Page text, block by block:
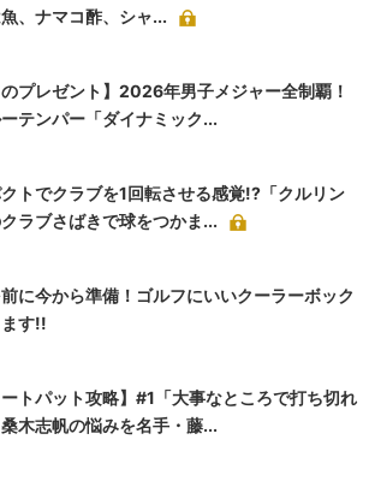
、ナマコ酢、シャ...
のプレゼント】2026年男子メジャー全制覇！
ーテンパー「ダイナミック...
トでクラブを1回転させる感覚!?「クルリン
ラブさばきで球をつかま...
に今から準備！ゴルフにいいクーラーボック
す!!
ートパット攻略】#1「大事なところで打ち切れ
木志帆の悩みを名手・藤...